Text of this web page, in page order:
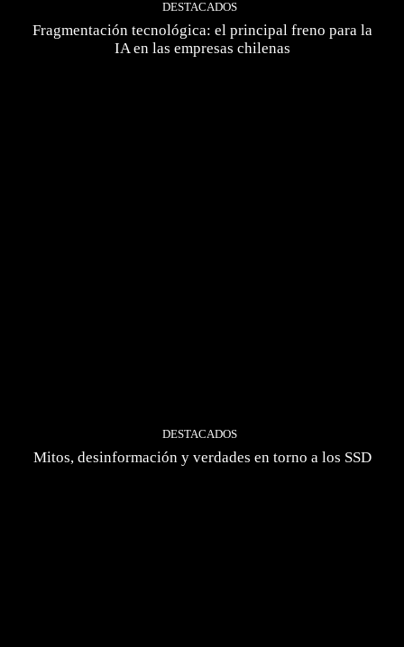
DESTACADOS
Fragmentación tecnológica: el principal freno para la
IA en las empresas chilenas
DESTACADOS
Mitos, desinformación y verdades en torno a los SSD